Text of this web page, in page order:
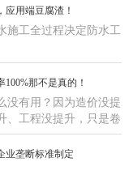
用端豆腐渣！
施工全过程决定防水工
那不是真的！
没有用？因为造价没提
、工程没提升，只是卷
业垄断标准制定